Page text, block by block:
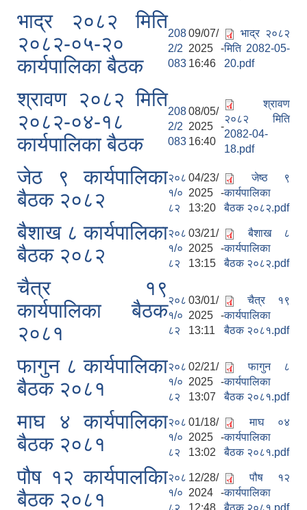
भाद्र २०८२ मिति
२०८२-०५-२०
कार्यपालिका बैठक
208
2/2
083
09/07/
2025 -
16:46
भाद्र २०८२
मिति 2082-05-
20.pdf
श्रावण २०८२ मिति
२०८२-०४-१८
कार्यपालिका बैठक
208
2/2
083
08/05/
2025 -
16:40
श्रावण
२०८२ मिति
2082-04-
18.pdf
जेठ ९ कार्यपालिका
बैठक २०८२
२०८
१/०
८२
04/23/
2025 -
13:20
जेष्ठ ९
कार्यपालिका
बैठक २०८२.pdf
बैशाख ८ कार्यपालिका
बैठक २०८२
२०८
१/०
८२
03/21/
2025 -
13:15
बैशाख ८
कार्यपालिका
बैठक २०८२.pdf
चैत्र १९
कार्यपालिका बैठक
२०८१
२०८
१/०
८२
03/01/
2025 -
13:11
चैत्र १९
कार्यपालिका
बैठक २०८१.pdf
फागुन ८ कार्यपालिका
बैठक २०८१
२०८
१/०
८२
02/21/
2025 -
13:07
फागुन ८
कार्यपालिका
बैठक २०८१.pdf
माघ ४ कार्यपालिका
बैठक २०८१
२०८
१/०
८२
01/18/
2025 -
13:02
माघ ०४
कार्यपालिका
बैठक २०८१.pdf
पौष १२ कार्यपालकिा
बैठक २०८१
२०८
१/०
८२
12/28/
2024 -
12:48
पौष १२
कार्यपालिका
बैठक २०८१.pdf